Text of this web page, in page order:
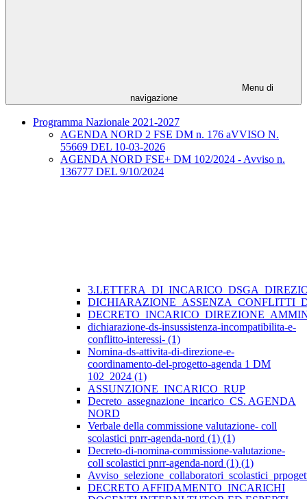
Menu di
navigazione
Programma Nazionale 2021-2027
AGENDA NORD 2 FSE DM n. 176 aVVISO N.
55669 DEL 10-03-2026
AGENDA NORD FSE+ DM 102/2024 - Avviso n.
136777 DEL 9/10/2024
dichiarazione-ds-insussistenza-incompatibilita-e-
conflitto-interessi- (1)
Nomina-ds-attivita-di-direzione-e-
coordinamento-del-progetto-agenda 1 DM
102_2024 (1)
ASSUNZIONE_INCARICO_RUP
Decreto_assegnazione_incarico_CS. AGENDA
NORD
Verbale della commissione valutazione- coll
scolastici pnrr-agenda-nord (1) (1)
Decreto-di-nomina-commissione-valutazione-
coll scolastici pnrr-agenda-nord (1) (1)
DECRETO AFFIDAMENTO INCARICHI